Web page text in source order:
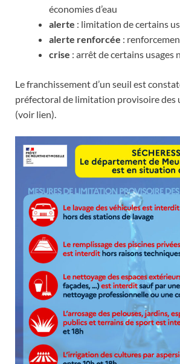
économies d’eau
alerte : limitation de certains
alerte renforcée :
crise : arrêt de certains
Le franchissement d’un seuil est
préfectoral de limitation provisoire des
(voir lien).